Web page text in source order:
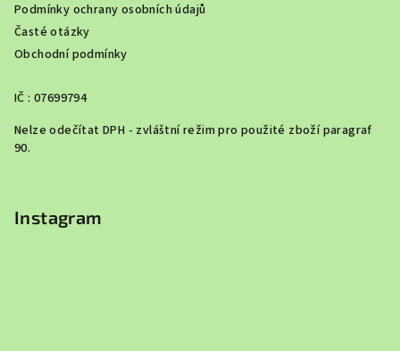
Podmínky ochrany osobních údajů
Časté otázky
Obchodní podmínky
IČ : 07699794
Nelze odečítat DPH - zvláštní režim pro použité zboží paragraf
90.
Instagram